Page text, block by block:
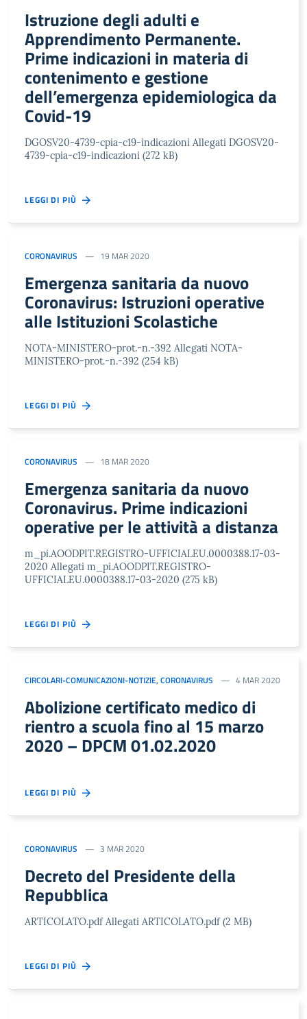
Istruzione degli adulti e
Apprendimento Permanente.
Prime indicazioni in materia di
contenimento e gestione
dell’emergenza epidemiologica da
Covid-19
DGOSV20-4739-cpia-c19-indicazioni Allegati DGOSV20-
4739-cpia-c19-indicazioni (272 kB)
LEGGI DI PIÙ
CORONAVIRUS 19 MAR 2020
Emergenza sanitaria da nuovo
Coronavirus: Istruzioni operative
alle Istituzioni Scolastiche
NOTA-MINISTERO-prot.-n.-392 Allegati NOTA-
MINISTERO-prot.-n.-392 (254 kB)
LEGGI DI PIÙ
CORONAVIRUS 18 MAR 2020
Emergenza sanitaria da nuovo
Coronavirus. Prime indicazioni
operative per le attività a distanza
m_pi.AOODPIT.REGISTRO-UFFICIALEU.0000388.17-03-
2020 Allegati m_pi.AOODPIT.REGISTRO-
UFFICIALEU.0000388.17-03-2020 (275 kB)
LEGGI DI PIÙ
CIRCOLARI-COMUNICAZIONI-NOTIZIE, CORONAVIRUS 4 MAR 2020
Abolizione certificato medico di
rientro a scuola fino al 15 marzo
2020 – DPCM 01.02.2020
LEGGI DI PIÙ
CORONAVIRUS 3 MAR 2020
Decreto del Presidente della
Repubblica
ARTICOLATO.pdf Allegati ARTICOLATO.pdf (2 MB)
LEGGI DI PIÙ